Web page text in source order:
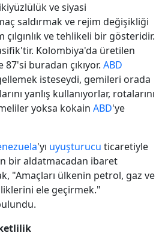
ve siyasi
saldırmak ve rejim değişikliği
çılgınlık ve tehlikeli bir gösteridir.
Kolombiya'da üretilen
buradan çıkıyor. ABD
isteseydi, gemileri orada
yanlış kullanıyorlar, rotalarını
yoksa kokain ABD'ye
'yı uyuşturucu ticaretiyle
bir aldatmacadan ibaret
"Amaçları ülkenin petrol, gaz ve
ele geçirmek."